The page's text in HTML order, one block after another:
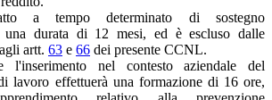
a tempo determinato di sostegno
una durata di 12 mesi, ed è escluso dalle
artt. 63 e 66 dei presente CCNL.
nel contesto aziendale del
lavoro effettuerà una formazione di 16 ore,